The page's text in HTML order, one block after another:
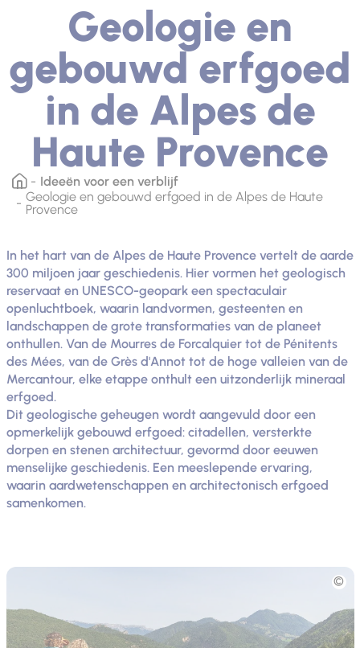
Geologie en
gebouwd erfgoed
in de Alpes de
Haute Provence
Ideeën voor een verblijf
Geologie en gebouwd erfgoed in de Alpes de Haute
Provence
In het hart van de Alpes de Haute Provence vertelt de aarde
300 miljoen jaar geschiedenis. Hier vormen het geologisch
reservaat en UNESCO-geopark een spectaculair
openluchtboek, waarin landvormen, gesteenten en
landschappen de grote transformaties van de planeet
onthullen. Van de Mourres de Forcalquier tot de Pénitents
des Mées, van de Grès d'Annot tot de hoge valleien van de
Mercantour, elke etappe onthult een uitzonderlijk mineraal
erfgoed.
Dit geologische geheugen wordt aangevuld door een
opmerkelijk gebouwd erfgoed: citadellen, versterkte
dorpen en stenen architectuur, gevormd door eeuwen
menselijke geschiedenis. Een meeslepende ervaring,
waarin aardwetenschappen en architectonisch erfgoed
samenkomen.
Foto